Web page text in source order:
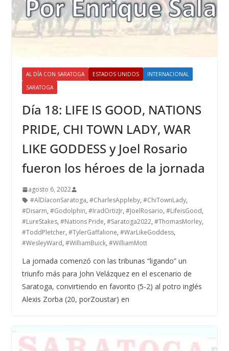
AL DÍA CON SARATOGA ESTADOS UNIDOS
INTERNACIONAL
SARATOGA
Día 18: LIFE IS GOOD, NATIONS
PRIDE, CHI TOWN LADY, WAR
LIKE GODDESS y Joel Rosario
fueron los héroes de la jornada
agosto 6, 2022
#AlDíaconSaratoga, #CharlesAppleby, #ChiTownLady,
#Disarm, #Godolphin, #IradOrtizJr, #JoelRosario, #LifeisGood,
#LureStakes, #Nations Pride, #Saratoga2022, #ThomasMorley,
#ToddPletcher, #TylerGaffalione, #WarLikeGoddess,
#WesleyWard, #WilliamBuick, #WilliamMott
La jornada comenzó con las tribunas “ligando” un
triunfo más para John Velázquez en el escenario de
Saratoga, convirtiendo en favorito (5-2) al potro inglés
Alexis Zorba (20, porZoustar) en